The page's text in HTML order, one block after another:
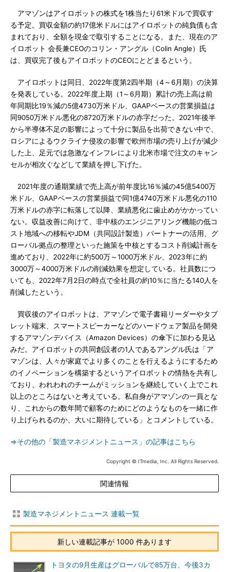
アマゾンはアイロボットの株式を1株当たり61米ドルで買収す
る予定。買収金額の約17億米ドルにはアイロボットの純負債も含
まれており、全額を現金で取引することになる。また、現在のア
イロボット 会長兼CEOのコリン・アングル（Colin Angle）氏
は、買収完了後もアイロボットのCEOにとどまるという。
アイロボットは同日、2022年度第2四半期（4～6月期）の決算
を発表している。2022年度上期（1～6月期）累計の売上高は前
年同期比19％減の5億4730万米ドル、GAAPベースの営業損益は
同9050万米ドル悪化の8720万米ドルの赤字だった。2021年後半
から半導体不足の影響によって十分に製品を出荷できない中で、
ロシアによるウクライナ侵攻の影響で欧州市場の売り上げが減少
した上、足元では急激なインフレにより北米市場で注文のキャン
セルが相次ぐなどして業績を押し下げた。
2021年度の通期業績で売上高が前年度比16％減の45億5400万
米ドル、GAAPベースの営業損益で同1億4740万米ドル悪化の110
万米ドルの赤字に転落して以降、業績悪化に歯止めがかかってい
ない。収益改善に向けて、非中核のエンジニアリング機能の低コ
スト地域への移転やJDM（共同設計製造）パートナーの活用、グ
ローバル拠点の整理といった施策を中核とするコスト削減計画を
進めており、2022年に約500万～1000万米ドル、2023年に約
3000万～4000万米ドルの削減効果を想定している。社員数につ
いても、2022年7月2日の時点で全社員の約10％に当たる140人を
削減したという。
買収後のアイロボットは、アマゾンで電子書籍リーダーやタブ
レット端末、スマートスピーカーなどのハードウェア製品を開発
するアマゾンデバイス（Amazon Devices）の傘下に加わる見込
みだ。アイロボットの共同創設者の1人であるアングル氏は「ア
マゾンは、人々が家庭でより多くのことを行えるようにするため
のイノベーションを構築するというアイロボットの情熱を共有し
ており、われわれのチームがミッションを継続していく上でこれ
以上のところはないと考えている。私自身がアマゾンの一員とな
り、これからの数年間で顧客のためにどのようなものを一緒に作
り上げられるのか、大いに期待している」とコメントしている。
⇒その他の「製造マネジメントニュース」の記事はこちら
Copyright © ITmedia, Inc. All Rights Reserved.
関連情報
製造マネジメントニュース 連載一覧
新しい連載記事が 1000 件あります
トヨタの9月生産はグローバルで85万台、今後3カ